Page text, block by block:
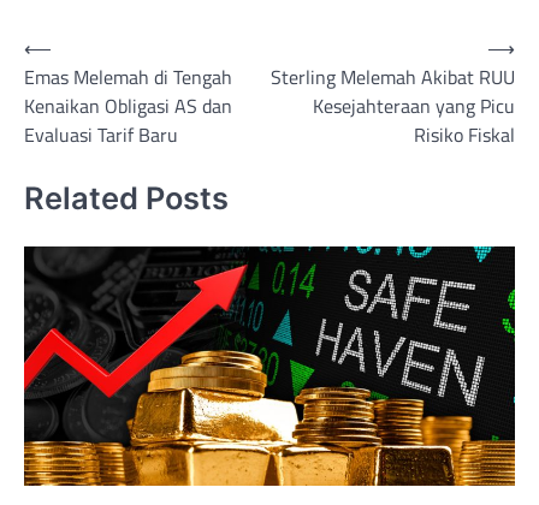
Post
navigation
⟵
Emas Melemah di Tengah
Kenaikan Obligasi AS dan
Evaluasi Tarif Baru
Sterling Melemah Akibat RUU
Kesejahteraan yang Picu
Risiko Fiskal
⟶
Related Posts